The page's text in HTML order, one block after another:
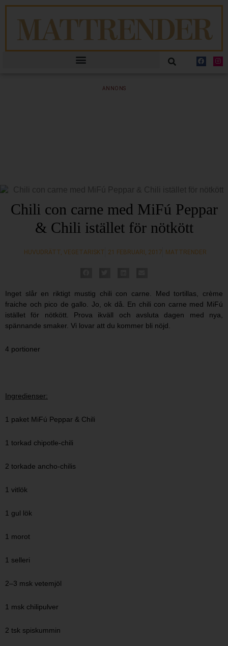
ANNONS
Chili con carne med MiFú Peppar
& Chili istället för nötkött
HUVUDRÄTT, VEGETARISKT 21 FEBRUARI, 2017 MATTRENDER
Inget slår en riktigt mustig chili con carne. Med tortillas, crème
fraiche och pico de gallo. Jo, ok då. En chili con carne med MiFú
istället för nötkött. Prova ikväll och avsluta dagen med nya,
spännande smaker. Vi lovar att du kommer bli nöjd.
4 portioner
Ingredienser:
1 paket MiFú Peppar & Chili
1 torkad chipotle-chili
2 torkade ancho-chilis
1 vitlök
1 gul lök
1 morot
1 selleri
2–3 msk vetemjöl
1 msk chilipulver
2 tsk spiskummin